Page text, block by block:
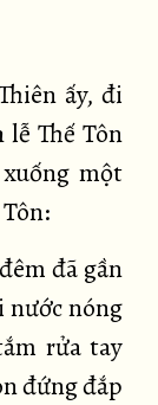
ấy, đi
Thế Tôn
một
đã gần
nước nóng
rửa tay
đứng đắp